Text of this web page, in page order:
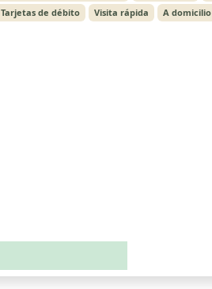
Tarjetas de débito
Visita rápida A domicilio